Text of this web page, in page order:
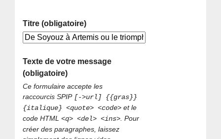
Titre (obligatoire)
Texte de votre message
(obligatoire)
Ce formulaire accepte les
raccourcis SPIP [->url] {{gras}}
{italique} <quote> <code> et le
code HTML<q> <del> <ins> . Pour
créer des paragraphes, laissez